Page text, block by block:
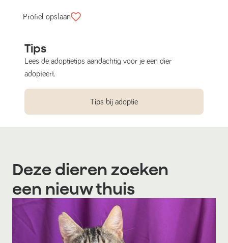
Profiel opslaan
Tips
Lees de adoptietips aandachtig voor je een dier
adopteert.
Tips bij adoptie
Deze dieren zoeken
een nieuw thuis